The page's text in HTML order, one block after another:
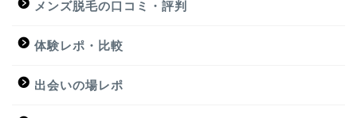
メンズ脱毛の口コミ・評判
体験レポ・比較
出会いの場レポ